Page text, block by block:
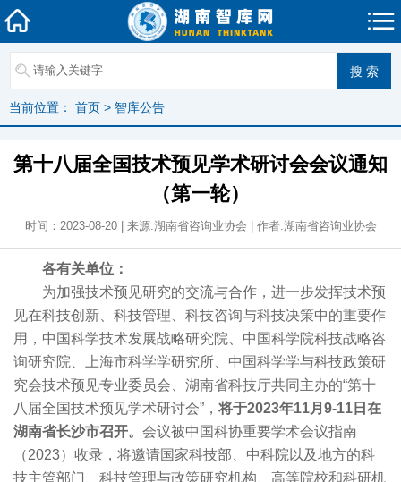
当前位置： 首页 > 智库公告
第十八届全国技术预见学术研讨会会议通知
（第一轮）
时间：2023-08-20 | 来源:湖南省咨询业协会 | 作者:湖南省咨询业协会
各有关单位：
为加强技术预见研究的交流与合作，进一步发挥技术预
见在科技创新、科技管理、科技咨询与科技决策中的重要作
用，中国科学技术发展战略研究院、中国科学院科技战略咨
询研究院、上海市科学学研究所、中国科学学与科技政策研
究会技术预见专业委员会、湖南省科技厅共同主办的“第十
八届全国技术预见学术研讨会”， 将于2023年11月9-11日在
湖南省长沙市召开。 会议被中国科协重要学术会议指南
（2023）收录，将邀请国家科技部、中科院以及地方的科
技主管部门、科技管理与政策研究机构、高等院校和科研机